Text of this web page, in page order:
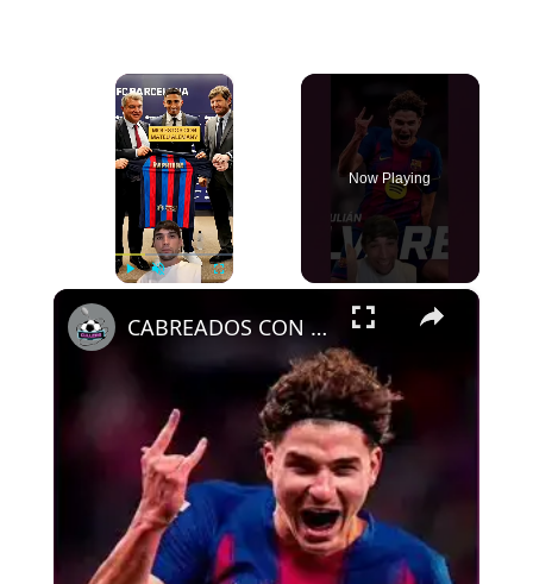
×
Now Playing
×
CABREADOS CON ALEMANY